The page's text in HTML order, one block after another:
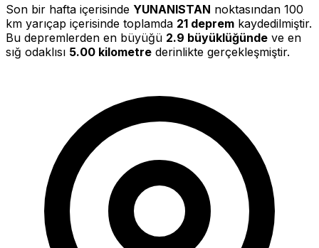
Son bir hafta içerisinde YUNANISTAN noktasından 100
km yarıçap içerisinde toplamda 21 deprem kaydedilmiştir.
Bu depremlerden en büyüğü 2.9 büyüklüğünde ve en
sığ odaklısı 5.00 kilometre derinlikte gerçekleşmiştir.